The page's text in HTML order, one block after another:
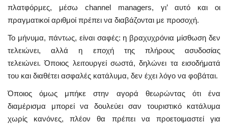
πλατφόρμες, μέσω channel managers, γι’ αυτό και οι
πραγματικοί αριθμοί πρέπει να διαβάζονται με προσοχή.
Το μήνυμα, πάντως, είναι σαφές: η βραχυχρόνια μίσθωση δεν
τελειώνει, αλλά η εποχή της πλήρους ασυδοσίας
τελειώνει. Όποιος λειτουργεί σωστά, δηλώνει τα εισοδήματά
του και διαθέτει ασφαλές κατάλυμα, δεν έχει λόγο να φοβάται.
Όποιος όμως μπήκε στην αγορά θεωρώντας ότι ένα
διαμέρισμα μπορεί να δουλεύει σαν τουριστικό κατάλυμα
χωρίς κανόνες, πλέον θα πρέπει να προετοιμαστεί για